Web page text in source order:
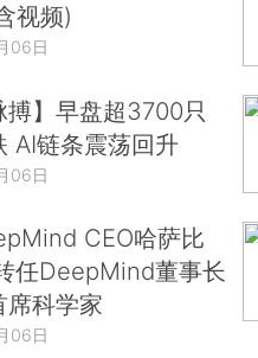
视频)
06日
搏】早盘超3700只
AI链条震荡回升
06日
CEO哈萨比
任DeepMind董事长
席科学家
06日